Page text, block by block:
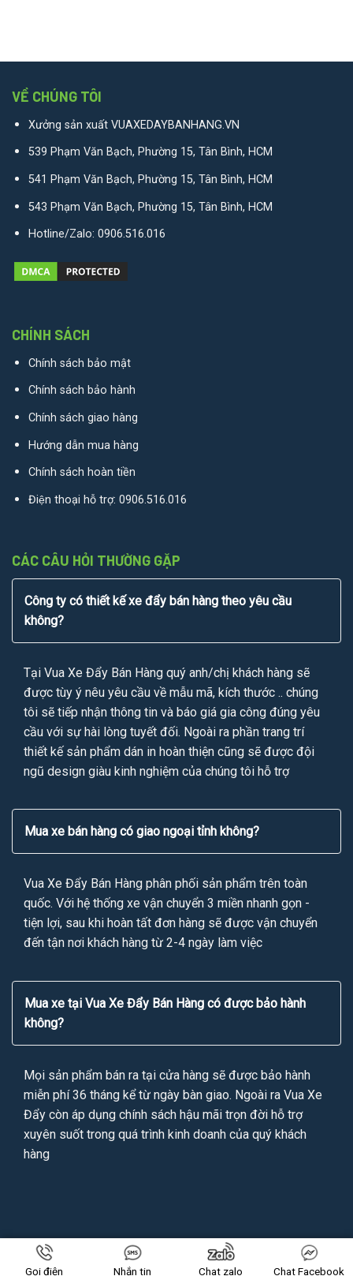
VỀ CHÚNG TÔI
Xưởng sản xuất VUAXEDAYBANHANG.VN
539 Phạm Văn Bạch, Phường 15, Tân Bình, HCM
541 Phạm Văn Bạch, Phường 15, Tân Bình, HCM
543 Phạm Văn Bạch, Phường 15, Tân Bình, HCM
Hotline/Zalo: 0906.516.016
CHÍNH SÁCH
Chính sách bảo mật
Chính sách bảo hành
Chính sách giao hàng
Hướng dẫn mua hàng
Chính sách hoàn tiền
Điện thoại hỗ trợ: 0906.516.016
CÁC CÂU HỎI THƯỜNG GẶP
Công ty có thiết kế xe đẩy bán hàng theo yêu cầu
không?
Tại Vua Xe Đẩy Bán Hàng quý anh/chị khách hàng sẽ
được tùy ý nêu yêu cầu về mẫu mã, kích thước .. chúng
tôi sẽ tiếp nhận thông tin và báo giá gia công đúng yêu
cầu với sự hài lòng tuyết đối. Ngoài ra phần trang trí
thiết kế sản phẩm dán in hoàn thiện cũng sẽ được đội
ngũ design giàu kinh nghiệm của chúng tôi hỗ trợ
Mua xe bán hàng có giao ngoại tỉnh không?
Vua Xe Đẩy Bán Hàng phân phối sản phẩm trên toàn
quốc. Với hệ thống xe vận chuyển 3 miền nhanh gọn -
tiện lợi, sau khi hoàn tất đơn hàng sẽ được vận chuyển
đến tận nơi khách hàng từ 2-4 ngày làm việc
Mua xe tại Vua Xe Đẩy Bán Hàng có được bảo hành
không?
Mọi sản phẩm bán ra tại cửa hàng sẽ được bảo hành
miễn phí 36 tháng kể từ ngày bàn giao. Ngoài ra Vua Xe
Đẩy còn áp dụng chính sách hậu mãi trọn đời hỗ trợ
xuyên suốt trong quá trình kinh doanh của quý khách
hàng
Copyright 2026 © VUAXEDAYBANHANG.VNAll Rights Reserved
Gọi điện Nhắn tin Chat zalo Chat Facebook